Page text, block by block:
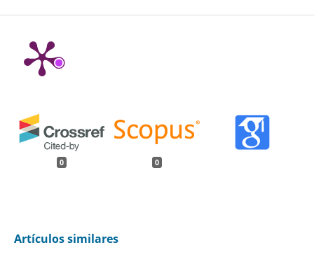
0 0
Artículos similares